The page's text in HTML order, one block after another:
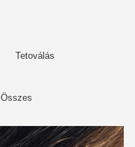
Tetoválás
Összes